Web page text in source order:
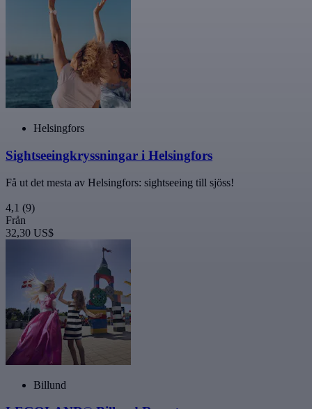
Helsingfors
Sightseeingkryssningar i Helsingfors
Få ut det mesta av Helsingfors: sightseeing till sjöss!
4,1 (9)
Från
32,30 US$
Billund